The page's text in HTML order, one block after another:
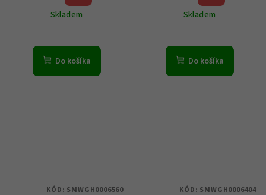
Skladem
Do košíka
Skladem
Do košíka
KÓD: SMWGH0006560 KÓD: SMWGH0006404